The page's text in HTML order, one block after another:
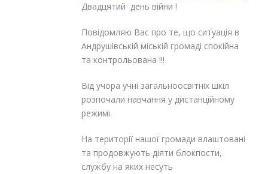
Двадцятий день війни !
Повідомляю Вас про те, що ситуація в
Андрушівській міській громаді спокійна
та контрольована !!!
Від учора учні загальноосвітніх шкіл
розпочали навчання у дистанційному
режимі.
На території нашої громади влаштовані
та продовжують діяти блокпости,
службу на яких несуть